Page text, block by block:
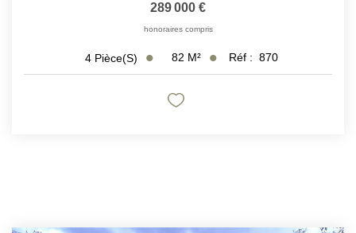
289 000 €
honoraires compris
4 Pièce(s) 82 M² Réf : 870